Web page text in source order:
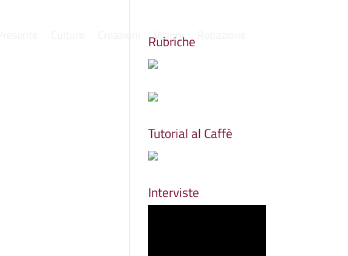
Visioni
Rubriche
Tutorial al Caffè
Interviste